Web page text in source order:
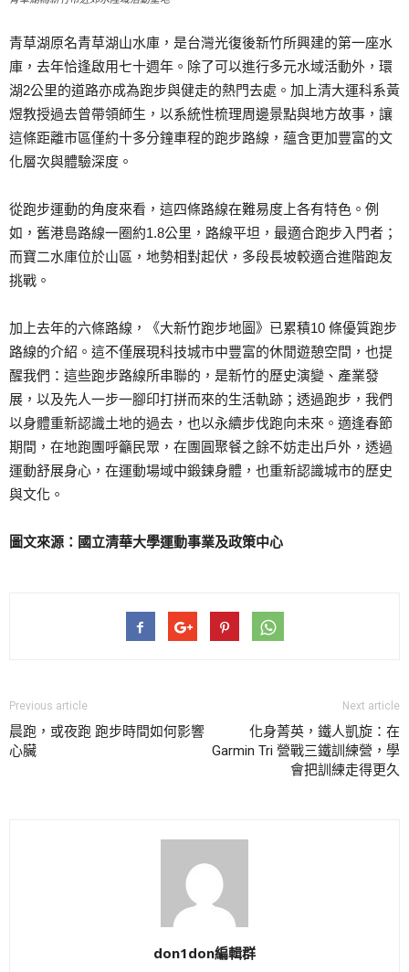
青草湖原名青草湖山水庫，是台灣光復後新竹所興建的第一座水
庫，去年恰逢啟用七十週年。除了可以進行多元水域活動外，環
湖2公里的道路亦成為跑步與健走的熱門去處。加上清大運科系黃
煜教授過去曾帶領師生，以系統性梳理周邊景點與地方故事，讓
這條距離市區僅約十多分鐘車程的跑步路線，蘊含更加豐富的文
化層次與體驗深度。
從跑步運動的角度來看，這四條路線在難易度上各有特色。例
如，舊港島路線一圈約1.8公里，路線平坦，最適合跑步入門者；
而寶二水庫位於山區，地勢相對起伏，多段長坡較適合進階跑友
挑戰。
加上去年的六條路線，《大新竹跑步地圖》已累積10 條優質跑步
路線的介紹。這不僅展現科技城市中豐富的休閒遊憩空間，也提
醒我們：這些跑步路線所串聯的，是新竹的歷史演變、產業發
展，以及先人一步一腳印打拼而來的生活軌跡；透過跑步，我們
以身體重新認識土地的過去，也以永續步伐跑向未來。適逢春節
期間，在地跑團呼籲民眾，在團圓聚餐之餘不妨走出戶外，透過
運動舒展身心，在運動場域中鍛鍊身體，也重新認識城市的歷史
與文化。
圖文來源：國立清華大學運動事業及政策中心
Previous article
晨跑，或夜跑 跑步時間如何影響
心臟
Next article
化身菁英，鐵人凱旋：在
Garmin Tri 營戰三鐵訓練營，學
會把訓練走得更久
don1don編輯群